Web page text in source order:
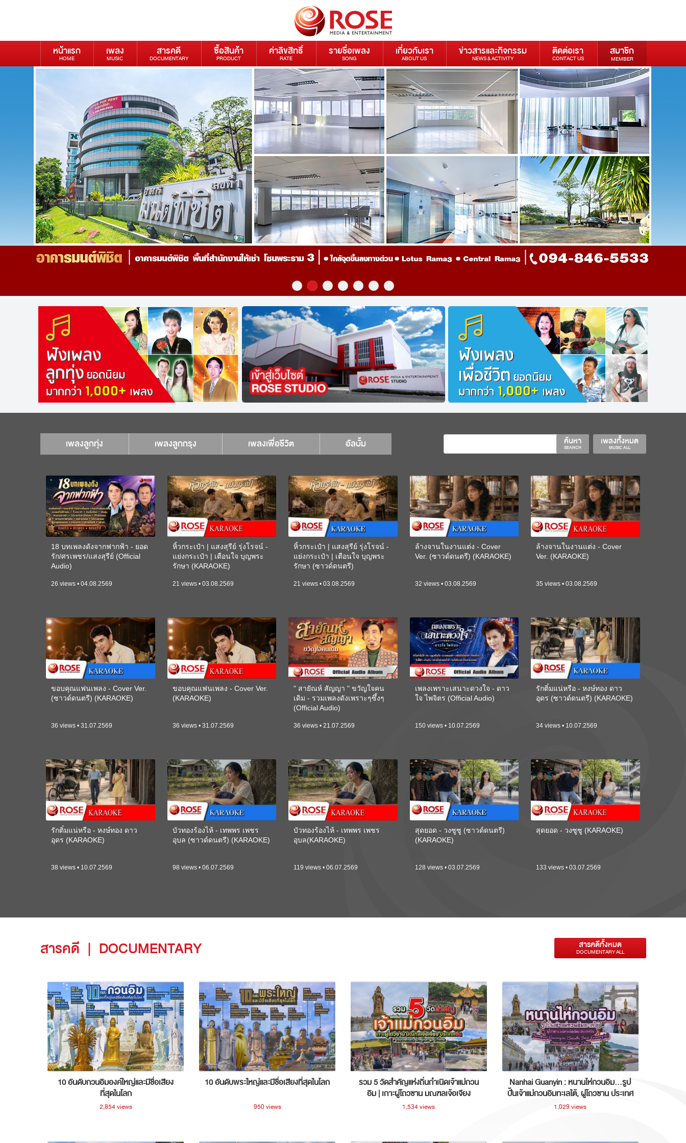
หน้าแรก
HOME
เพลง
MUSIC
สารคดี
DOCUMENTARY
ซื้อสินค้า
PRODUCT
ค่าลิขสิทธิ์
RATE
รายชื่อเพลง
SONG
เกี่ยวกับเรา
ABOUT US
ข่าวสารและกิจกรรม
NEWS & ACTIVITY
ติดต่อเรา
CONTACT US
สมาชิก
MEMBER
เพลงลูกทุ่ง เพลงลูกกรุง เพลงเพื่อชีวิต อัลบั้ม เพลงทั้งหมด
MUSIC ALL
ค้นหา
SEARCH
18 บทเพลงดังจากฟากฟ้า - ยอด
รัก/ศรเพชร/แสงสุรีย์ (Official
Audio)
26 views • 04.08.2569
หิ้วกระเป๋า | แสงสุรีย์ รุ่งโรจน์ -
แย่งกระเป๋า | เตือนใจ บุญพระ
รักษา (KARAOKE)
21 views • 03.08.2569
หิ้วกระเป๋า | แสงสุรีย์ รุ่งโรจน์ -
แย่งกระเป๋า | เตือนใจ บุญพระ
รักษา (ซาวด์ดนตรี)
21 views • 03.08.2569
ล้างจานในงานแต่ง - Cover
Ver. (ซาวด์ดนตรี) (KARAOKE)
32 views • 03.08.2569
ล้างจานในงานแต่ง - Cover
Ver. (KARAOKE)
35 views • 03.08.2569
ขอบคุณแฟนเพลง - Cover Ver.
(ซาวด์ดนตรี) (KARAOKE)
36 views • 31.07.2569
ขอบคุณแฟนเพลง - Cover Ver.
(KARAOKE)
36 views • 31.07.2569
" สายัณห์ สัญญา " ขวัญใจคน
เดิม - รวมเพลงดังเพราะๆซึ้งๆ
(Official Audio)
36 views • 21.07.2569
เพลงเพราะเสนาะดวงใจ - ดาว
ใจ ไพจิตร (Official Audio)
150 views • 10.07.2569
รักติ๋มแน่หรือ - หงษ์ทอง ดาว
อุดร (ซาวด์ดนตรี) (KARAOKE)
34 views • 10.07.2569
รักติ๋มแน่หรือ - หงษ์ทอง ดาว
อุดร (KARAOKE)
38 views • 10.07.2569
บัวทองร้องไห้ - เทพพร เพชร
อุบล (ซาวด์ดนตรี) (KARAOKE)
98 views • 06.07.2569
บัวทองร้องไห้ - เทพพร เพชร
อุบล(KARAOKE)
119 views • 06.07.2569
สุดยอด - วงซูซู (ซาวด์ดนตรี)
(KARAOKE)
128 views • 03.07.2569
สุดยอด - วงซูซู (KARAOKE)
133 views • 03.07.2569
สารคดี | DOCUMENTARY สารคดีทั้งหมด
DOCUMENTARY ALL
10 อันดับกวนอิมองค์ใหญ่และมีชื่อเสียง
ที่สุดในโลก
2,854 views
10 อันดับพระใหญ่และมีชื่อเสียงที่สุดในโลก
950 views
รวม 5 วัดสำคัญแห่งถิ่นกำเนิดเจ้าแม่กวน
อิม | เกาะผู่โถวซาน มณฑลเจ้อเจียง
ประเทศจีน
1,534 views
Nanhai Guanyin : หนานไห่กวนอิม...รูป
ปั้นเจ้าแม่กวนอิมทะเลใต้, ผู่โถวซาน ประเทศ
จีน
1,029 views